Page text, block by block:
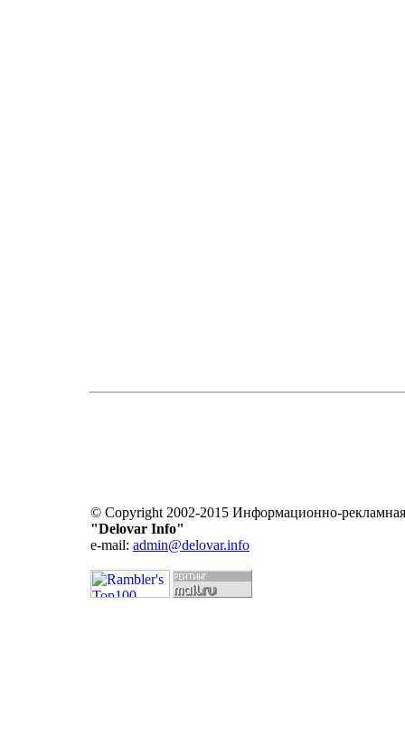
© Copyright 2002-2015 Информационно-
"Delovar Info"
e-mail: admin@delovar.info